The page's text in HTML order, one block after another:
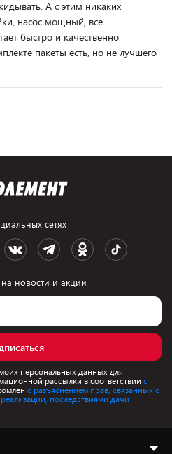
А с этим никаких
насос мощный, все
быстро и качественно
пакеты есть, но не лучшего
сетях
новости и акции
персональных данных для
рассылки в соответствии с
с разъяснением прав, связанных с
последствиями дачи